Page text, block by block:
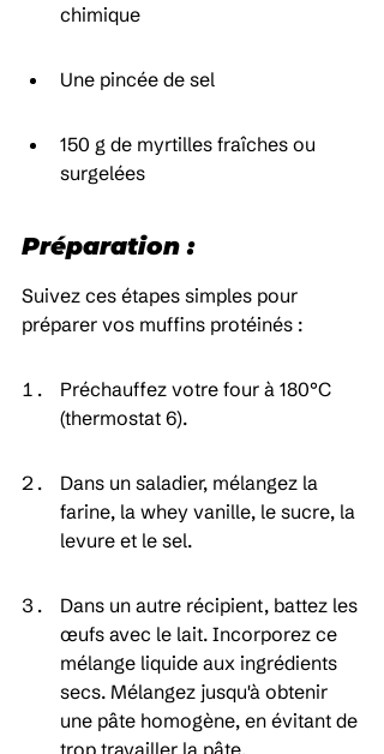
chimique
Une pincée de sel
150 g de myrtilles fraîches ou
surgelées
Préparation :
Suivez ces étapes simples pour
préparer vos muffins protéinés :
Préchauffez votre four à 180°C
(thermostat 6).
Dans un saladier, mélangez la
farine, la whey vanille, le sucre, la
levure et le sel.
Dans un autre récipient, battez les
œufs avec le lait. Incorporez ce
mélange liquide aux ingrédients
secs. Mélangez jusqu'à obtenir
une pâte homogène, en évitant de